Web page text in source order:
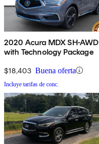
2020 Acura MDX SH-AWD
with Technology Package
$18,403 Buena oferta
Incluye tarifas de conc.